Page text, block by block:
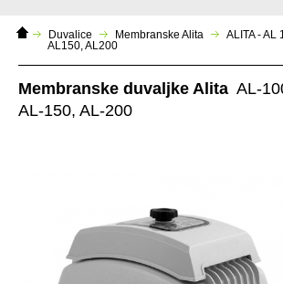
Domáca
stránka
Duvalice Membranske Alita
ALITA - AL
AL150, AL200
Membranske duvaljke Alita AL-
AL-150, AL-200